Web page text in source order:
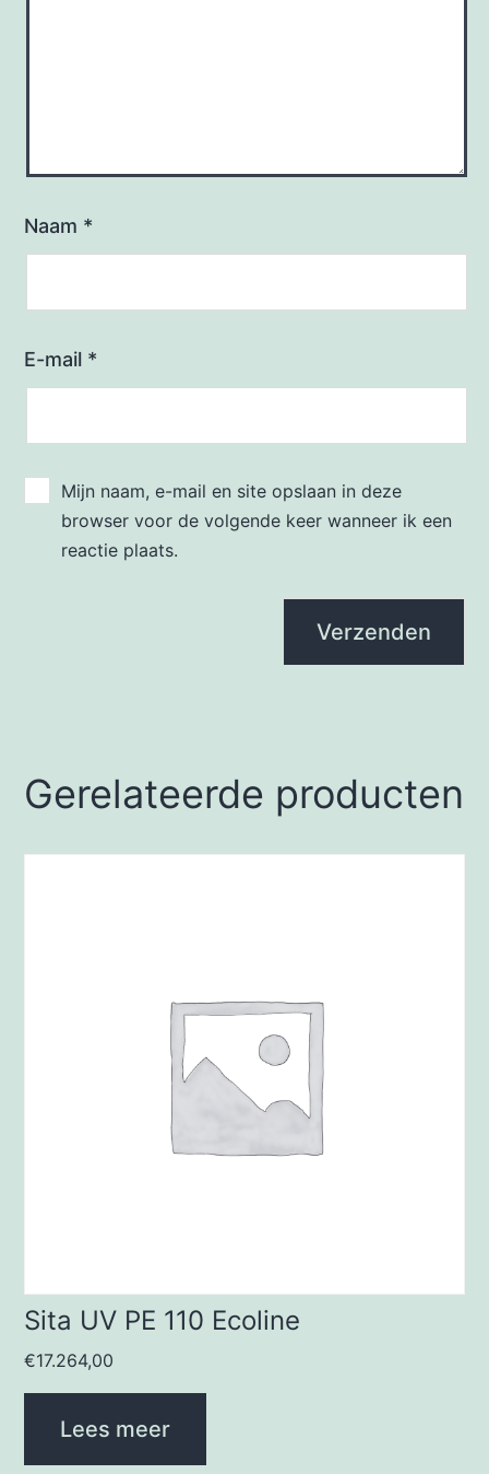
Naam *
E-mail *
Mijn naam, e-mail en site opslaan in deze
browser voor de volgende keer wanneer ik een
reactie plaats.
Gerelateerde producten
Sita UV PE 110 Ecoline
€17.264,00
Lees meer